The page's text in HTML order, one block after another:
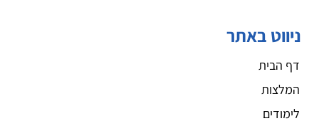
ניווט באתר
דף הבית
המלצות
לימודים